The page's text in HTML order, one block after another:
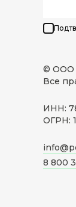
© ООО
Все
ИНН:
ОГРН:
8 800